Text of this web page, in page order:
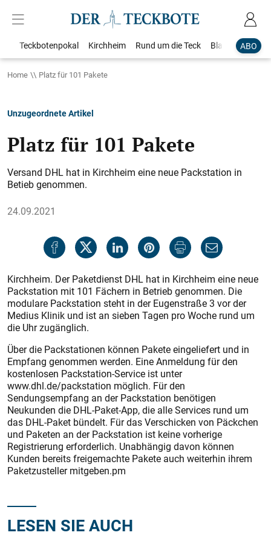
ABO
Teckbotenpokal Kirchheim Rund um die Teck Blaulicht
Home Platz für 101 Pakete
Unzugeordnete Artikel
Platz für 101 Pakete
Versand DHL hat in Kirchheim eine neue Packsta­tion in
Betieb genommen.
24.09.2021
Kirchheim. Der Paketdienst DHL hat in Kirchheim eine neue
Packstation mit 101 Fächern in Betrieb genommen. Die
modulare Packstation steht in der Eugenstraße 3 vor der
Medius Klinik und ist an sieben Tagen pro Woche rund um
die Uhr zugänglich.
Über die Packstationen können Pakete eingeliefert und in
Empfang genommen werden. Eine Anmeldung für den
kostenlosen Packstation-Service ist unter
www.dhl.de/packstation möglich. Für den
Sendungsempfang an der ­Packstation benötigen
Neukunden die DHL-Paket-App, die alle Services rund um
das DHL-Paket bündelt. Für das Verschicken von Päckchen
und Paketen an der Packstation ist keine vorherige
Registrierung erforderlich. Unabhängig davon können
Kunden bereits freigemachte Pakete auch weiterhin ihrem
Paketzusteller mitgeben.pm
LESEN SIE AUCH